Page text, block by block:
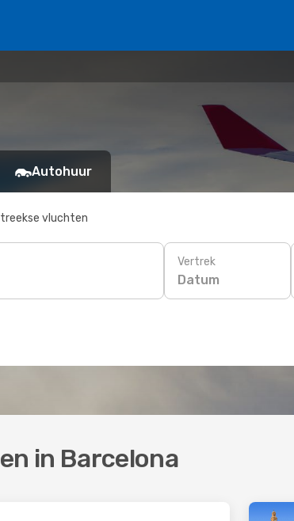
Autohuur
vluchten
Vertrek
Datum
in Barcelona